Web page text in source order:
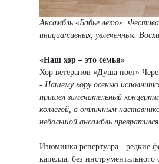
Ансамбль «Бабье лето».
инициативных, увлеченных.
«Наш хор – это семья»
Хор ветеранов «Душа поет»
- Нашему хору осенью
пришел замечательный
коллегой, а отличным
небольшой ансамбль
Изюминка репертуара - редкие
капелла, без